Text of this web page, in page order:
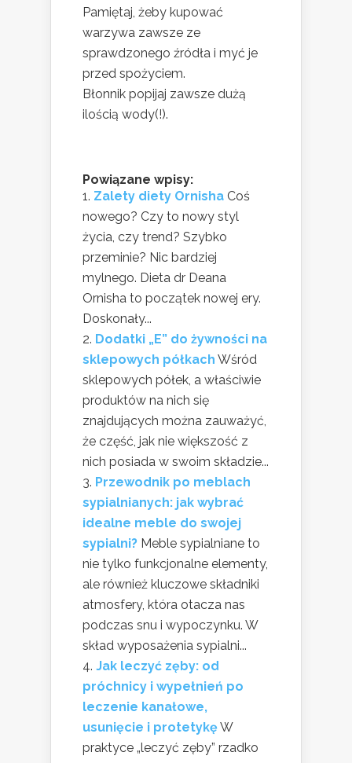
Pamiętaj, żeby kupować
warzywa zawsze ze
sprawdzonego źródła i myć je
przed spożyciem.
Błonnik popijaj zawsze dużą
ilością wody(!).
Powiązane wpisy:
Zalety diety Ornisha Coś
nowego? Czy to nowy styl
życia, czy trend? Szybko
przeminie? Nic bardziej
mylnego. Dieta dr Deana
Ornisha to początek nowej ery.
Doskonały...
Dodatki „E” do żywności na
sklepowych półkach Wśród
sklepowych półek, a właściwie
produktów na nich się
znajdujących można zauważyć,
że część, jak nie większość z
nich posiada w swoim składzie...
Przewodnik po meblach
sypialnianych: jak wybrać
idealne meble do swojej
sypialni? Meble sypialniane to
nie tylko funkcjonalne elementy,
ale również kluczowe składniki
atmosfery, która otacza nas
podczas snu i wypoczynku. W
skład wyposażenia sypialni...
Jak leczyć zęby: od
próchnicy i wypełnień po
leczenie kanałowe,
usunięcie i protetykęW
praktyce „leczyć zęby” rzadko